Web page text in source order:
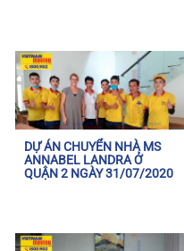
DỰ ÁN CHUYỂN NHÀ MS
ANNABEL LANDRA Ở
QUẬN 2 NGÀY 31/07/2020